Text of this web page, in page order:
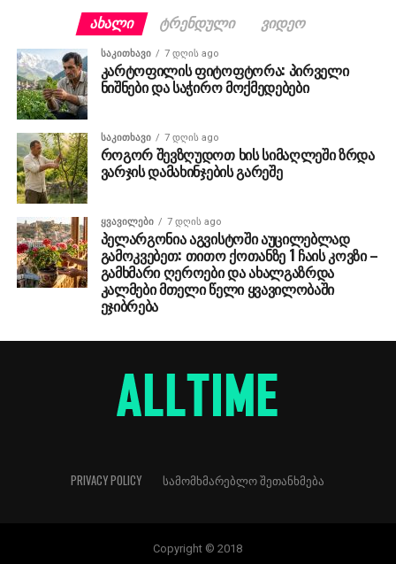
ᲐᲮᲐᲚᲘ ᲢᲠᲔᲜᲓᲣᲚᲘ ᲕᲘᲓᲔᲝ
ᲡᲐᲙᲘᲗᲮᲐᲕᲘ 7 დღის ago
კარტოფილის ფიტოფტორა: პირველი
ნიშნები და საჭირო მოქმედებები
ᲡᲐᲙᲘᲗᲮᲐᲕᲘ 7 დღის ago
როგორ შევზღუდოთ ხის სიმაღლეში ზრდა
ვარჯის დამახინჯების გარეშე
ᲧᲕᲐᲕᲘᲚᲔᲑᲘ 7 დღის ago
პელარგონია აგვისტოში აუცილებლად
გამოკვებეთ: თითო ქოთანზე 1 ჩაის კოვზი –
გამხმარი ღეროები და ახალგაზრდა
კალმები მთელი წელი ყვავილობაში
ეჯიბრება
PRIVACY POLICY ᲡᲐᲛᲝᲛᲮᲛᲐᲠᲔᲑᲚᲝ ᲨᲔᲗᲐᲜᲮᲛᲔᲑᲐ
Copyright © 2018